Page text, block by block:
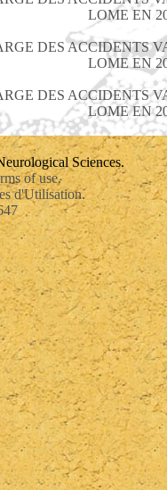
LOME EN
DES ACCIDENTS
LOME EN
DES ACCIDENTS
LOME EN
Sciences.
of use.
d'Utilisation.